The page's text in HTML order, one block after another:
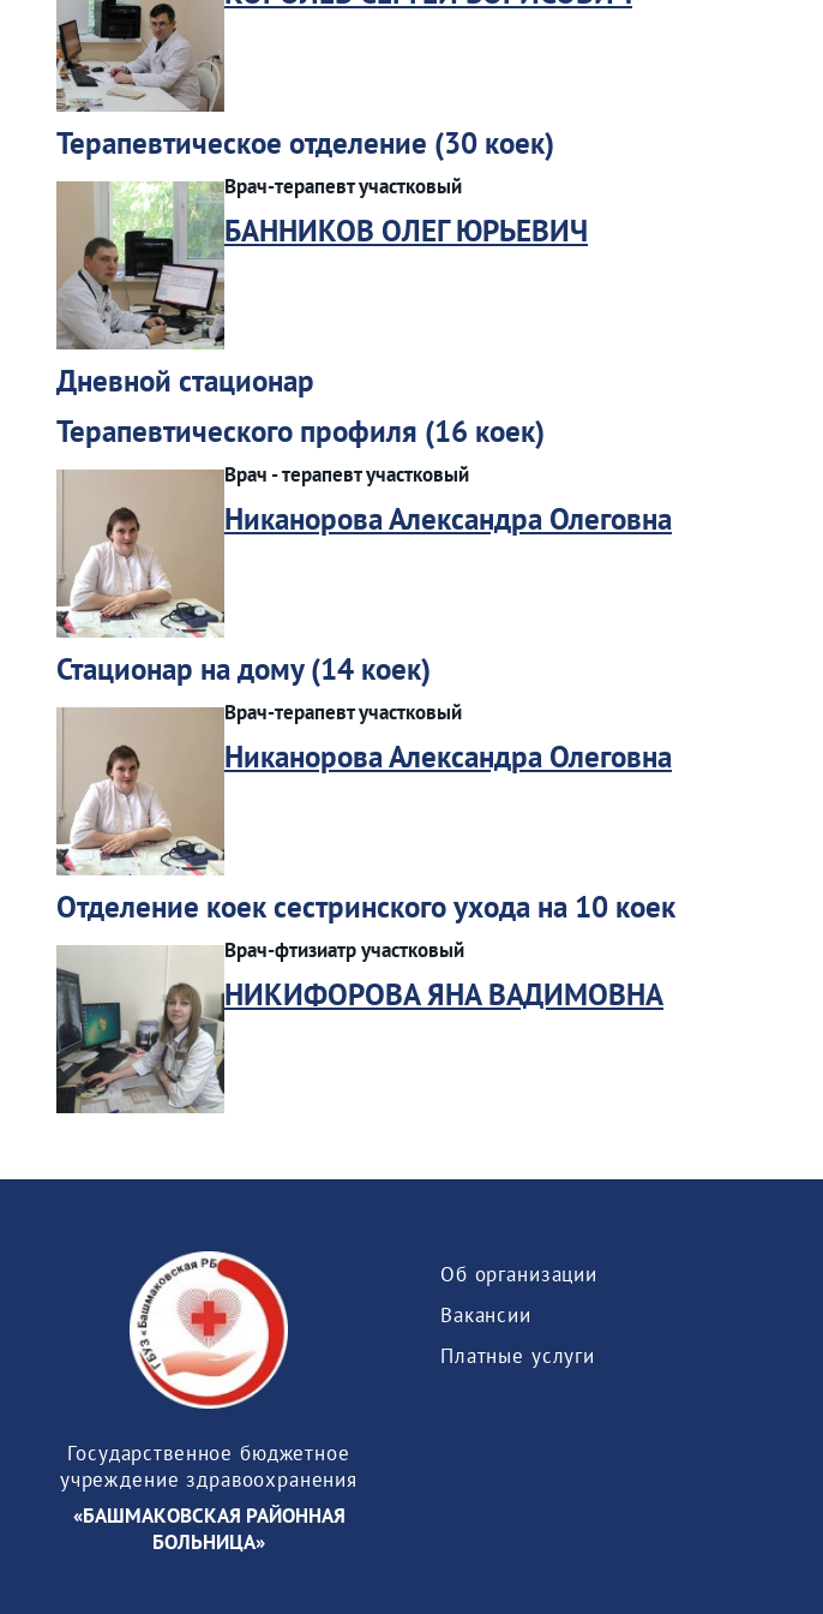
Терапевтическое отделение (30 коек)
Врач-терапевт участковый
БАННИКОВ ОЛЕГ ЮРЬЕВИЧ
Дневной стационар
Терапевтического профиля (16 коек)
Врач - терапевт участковый
Никанорова Александра Олеговна
Стационар на дому (14 коек)
Врач-терапевт участковый
Никанорова Александра Олеговна
Отделение коек сестринского ухода на 10 коек
Врач-фтизиатр участковый
НИКИФОРОВА ЯНА ВАДИМОВНА
Государственное бюджетное
учреждение здравоохранения
«БАШМАКОВСКАЯ РАЙОННАЯ
БОЛЬНИЦА»
Об организации
Вакансии
Платные услуги